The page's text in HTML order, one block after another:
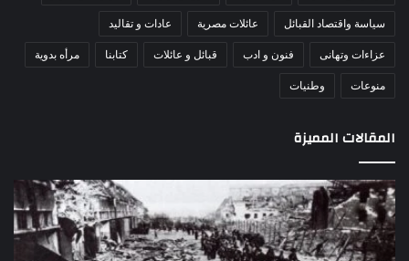
سياسة واقتصاد القبائل عائلات مصرية عادات و تقاليد
عزاءات وتهانى فنون و ادب قبائل و عائلات كتابنا مرأه بدوية
منوعات وطنيات
المقالات المميزة
مذبحة
اللد..
القصة
الكاملة